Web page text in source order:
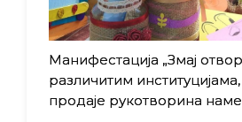
Манифестација „Змај
различитим
продаје рукотворина